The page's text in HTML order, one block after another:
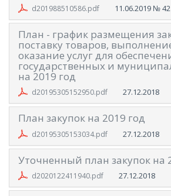
d201988510586.pdf 11.06.2019 № 42
План - график размещения
поставку товаров,
оказание услуг для
государственных и
на 2019 год
d20195305152950.pdf 27.12.2018
План закупок на 2019 год
d20195305153034.pdf 27.12.2018
Уточненный план закупок на
d2020122411940.pdf 27.12.2018